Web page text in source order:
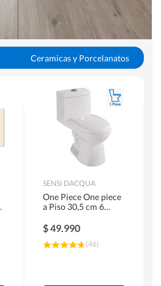
Ceramicas y Porcelanatos
Pisos Flotantes y Laminados
SENSI DACQUA
One Piece One piece
a Piso 30,5 cm 6
$49.990
(46)